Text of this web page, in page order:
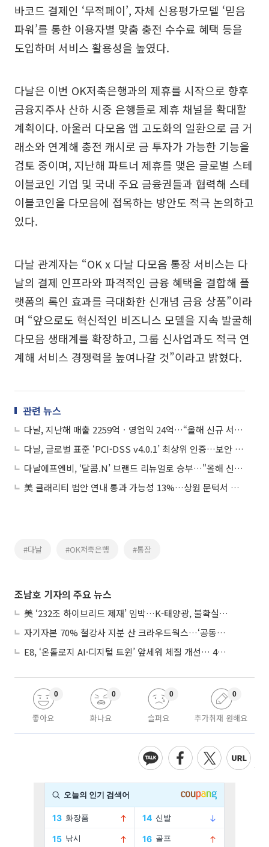
바코드 결제인 ‘무적페이’, 자체 신용평가모델 ‘믿음
파워’를 통한 이용자별 맞춤 충전 수수료 혜택 등을
도입하며 서비스 활용성을 높였다.
다날은 이번 OK저축은행과의 제휴를 시작으로 향후
금융지주사 산하 시중 은행들로 제휴 채널을 확대할
계획이다. 아울러 다모음 앱 고도화의 일환으로 금 거
래소와 연계해 충전 캐시로 금 투자가 가능한 기능을
검토 중이며, 지난해 파트너 제휴를 맺은 글로벌 스테
이블코인 기업 및 국내 주요 금융권들과 협력해 스테
이블코인을 다모음에 접목하는 방안도 적극 논의하고
있다.
다날 관계자는 “OK x 다날 다모음 통장 서비스는 다
날의 결제 인프라와 파격적인 금융 혜택을 결합해 플
랫폼의 록인 효과를 극대화한 신개념 금융 상품”이라
며 “앞으로도 혁신적인 비즈니스 모델을 지속 발굴해
다모음 생태계를 확장하고, 그룹 신사업과도 적극 연
계해 서비스 경쟁력을 높여나갈 것”이라고 밝혔다.
관련 뉴스
다날, 지난해 매출 2259억ㆍ영업익 24억…“올해 신규 서비스로 실적 도약 본격화”
다날, 글로벌 표준 ‘PCI-DSS v4.0.1’ 최상위 인증…보안 안정성 입증
다날에프엔비, ‘달콤.N’ 브랜드 리뉴얼로 승부…"올해 신규 가맹점 100곳"
美 클래리티 법안 연내 통과 가능성 13%…상원 문턱서 제동
#다날 #OK저축은행 #통장
조남호 기자의 주요 뉴스
美 ‘232조 하이브리드 제재’ 임박…K-태양광, 불확실성 털고 날개 다나
자기자본 70% 철강사 지분 산 크라우드웍스…‘공동경영’으로 AI 시너지 낼까
E8, ‘온톨로지 AI·디지털 트윈’ 앞세워 체질 개선… 4분기 흑자전환 총력
좋아요
0
화나요
0
슬퍼요
0
추가취재 원해요
0